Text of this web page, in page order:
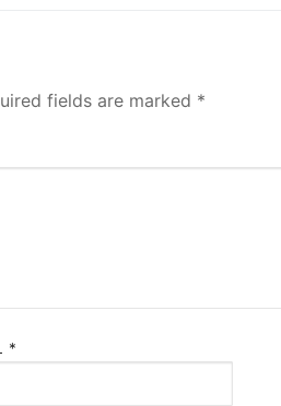
fields are marked *
*